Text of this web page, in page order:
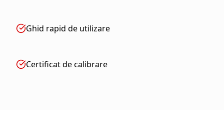
Ghid rapid de utilizare
Certificat de calibrare